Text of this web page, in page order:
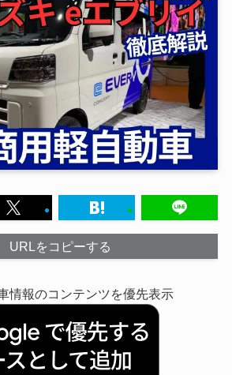
URLをコピーする
情報のコンテンツを優先表示